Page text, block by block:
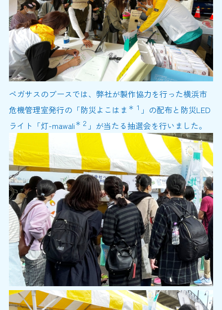
ペガサスのブースでは、弊社が製作協力を行った横浜市
危機管理室発行の「防災よこはま ＊１ 」の配布と防災LED
ライト「灯-mawali ＊２ 」が当たる抽選会を行いました。